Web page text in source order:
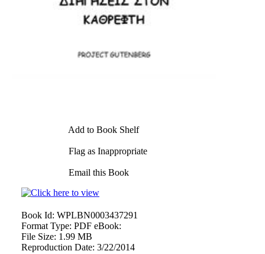
Add to Book Shelf
Flag as Inappropriate
Email this Book
Book Id: WPLBN0003437291
Format Type: PDF eBook:
File Size: 1.99 MB
Reproduction Date: 3/22/2014